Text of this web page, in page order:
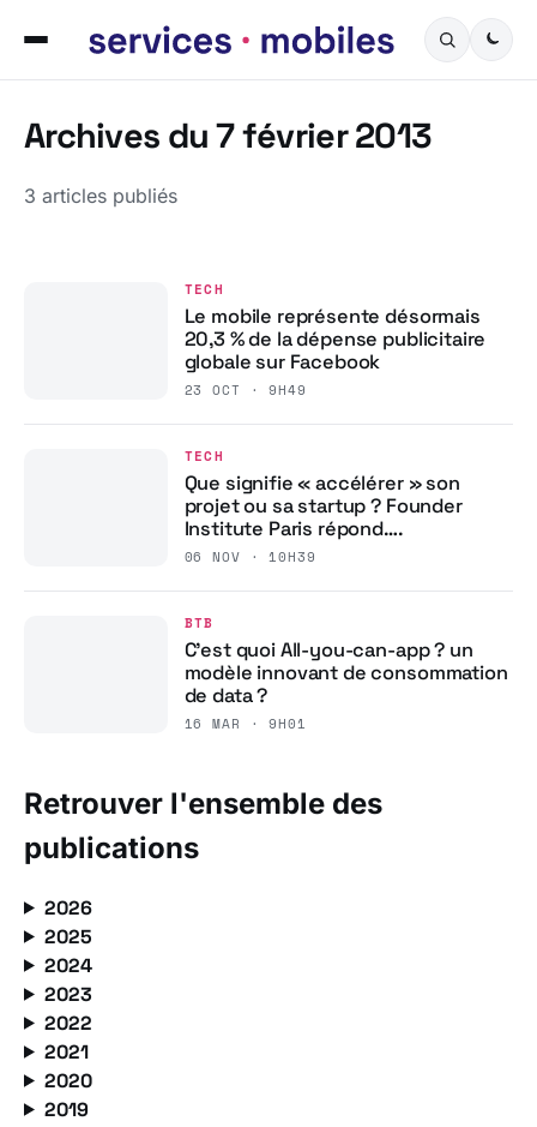
Archives du 7 février 2013
3 articles publiés
TECH
Le mobile représente désormais
20,3 % de la dépense publicitaire
globale sur Facebook
23 OCT · 9H49
TECH
Que signifie « accélérer » son
projet ou sa startup ? Founder
Institute Paris répond….
06 NOV · 10H39
BTB
C’est quoi All-you-can-app ? un
modèle innovant de consommation
de data ?
16 MAR · 9H01
Retrouver l'ensemble des
publications
2026
2025
2024
2023
2022
2021
2020
2019